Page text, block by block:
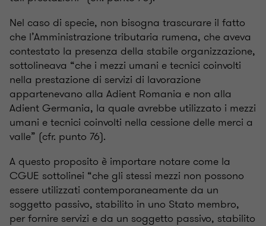
Nel caso di specie, non bisogna trascurare il fatto
che l’Amministrazione tributaria rumena, che aveva
contestato la presenza della stabile organizzazione,
sottolineava “che i mezzi umani e tecnici coinvolti
nella prestazione di servizi di lavorazione
appartenevano alla Adient Romania e non alla
Adient Germania, la quale avrebbe utilizzato i mezzi
umani e tecnici coinvolti nella cessione delle merci a
valle” (cfr. punto 76).
A questo proposito è importare notare come la
CGUE sottolinei “che gli stessi mezzi non possono
essere utilizzati contemporaneamente da un
soggetto passivo, stabilito in uno Stato membro,
per fornire servizi e da un soggetto passivo, stabilito